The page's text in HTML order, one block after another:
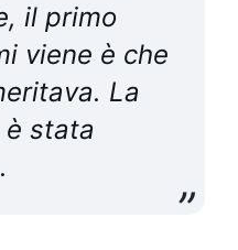
il primo
viene è che
La
stata